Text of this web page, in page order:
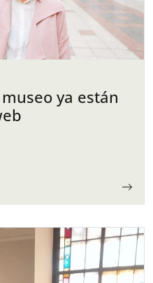
ya están